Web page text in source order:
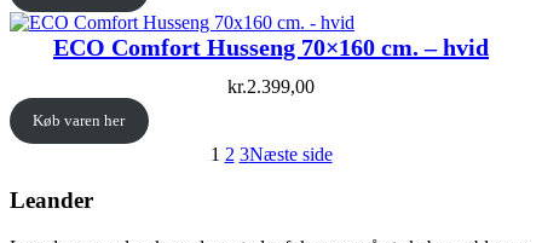
ECO Comfort Husseng 70×160 cm. – hvid
kr.2.399,00
Køb varen her
1 2 3Næste side
Leander